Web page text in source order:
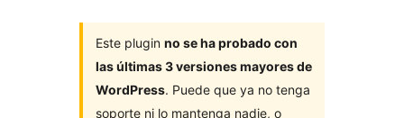
Este plugin no se ha probado con
las últimas 3 versiones mayores de
WordPress. Puede que ya no tenga
soporte ni lo mantenga nadie, o